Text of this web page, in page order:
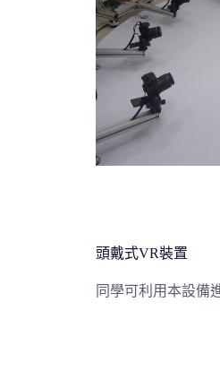
頭戴式VR裝置
同學可利用本設備